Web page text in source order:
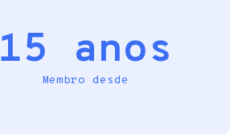
15 anos
Membro desde